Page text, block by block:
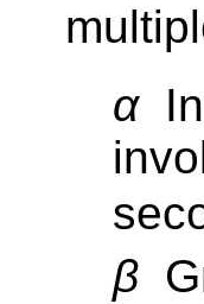
α
β